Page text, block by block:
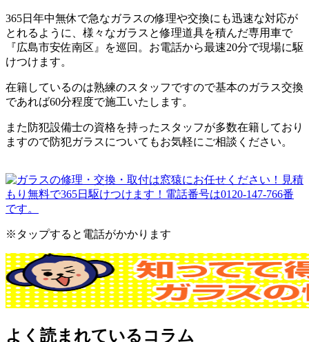
365日年中無休で急なガラスの修理や交換にも迅速な対応が
とれるように、様々なガラスと修理道具を積んだ専用車で
『広島市安佐南区』を巡回。お電話から最速20分で現場に駆
けつけます。
在籍しているのは熟練のスタッフですので基本のガラス交換
であれば60分程度で施工いたします。
また防犯設備士の資格を持ったスタッフが多数在籍しており
ますので防犯ガラスについてもお気軽にご相談ください。
※タップすると電話がかかります
よく読まれているコラム